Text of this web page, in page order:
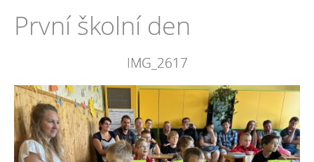
První školní den
IMG_2617